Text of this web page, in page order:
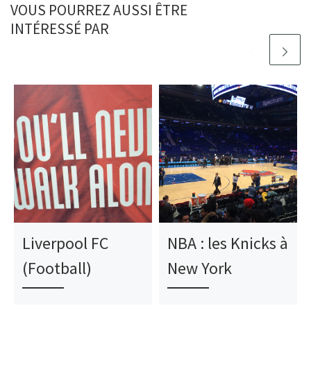
VOUS POURREZ AUSSI ÊTRE
INTÉRESSÉ PAR
Liverpool FC
(Football)
NBA : les Knicks à
New York